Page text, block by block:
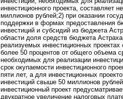
инвестиционного проекта, составляет
миллионов рублей;2) при оказании
поддержки в формах предоставления
инвестиций и субсидий из бюджета
области доля средств бюджета
реализуемых инвестиционных проектах
более 50 процентов от общего объема
необходимых для реализации
срок окупаемости инвестиционного
пяти лет, а для инвестиционных
инвестиций свыше 50 миллионов
инвестиционный проект
двукратное увеличение налоговых